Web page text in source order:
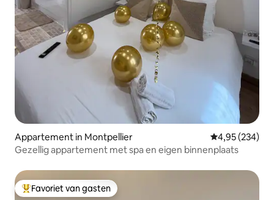
Appartement in Montpellier Gemiddelde
4,95 (234)
Gezellig appartement met spa en eigen binnenplaats
Topfavoriet van gasten
Favoriet van gasten